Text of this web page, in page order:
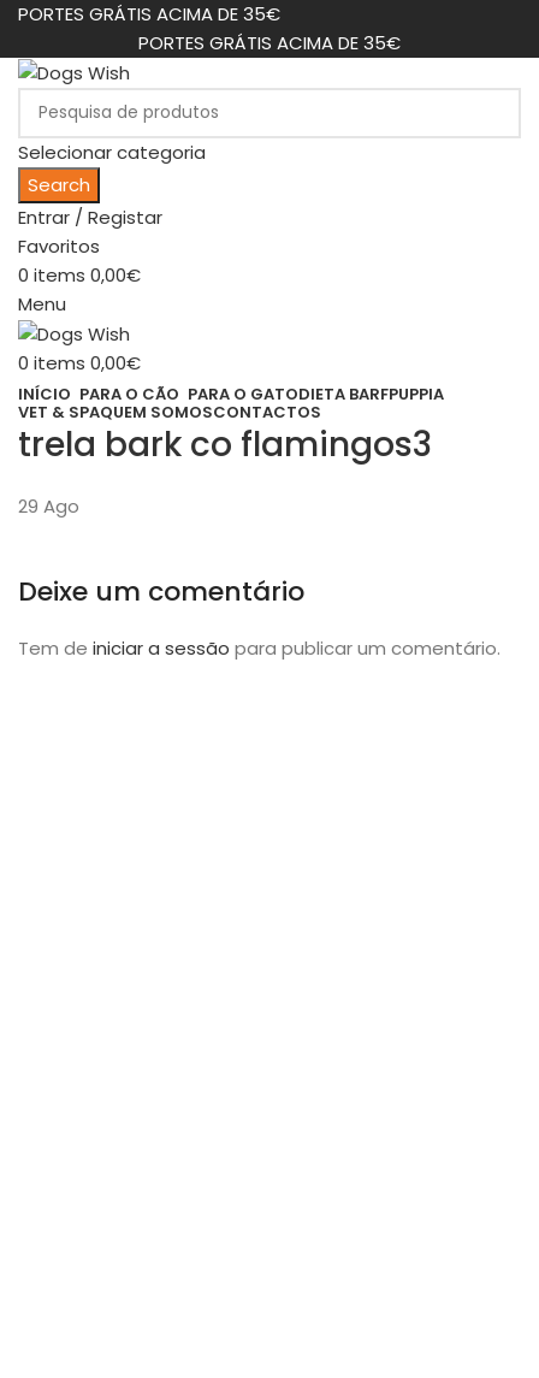
PORTES GRÁTIS ACIMA DE 35€
PORTES GRÁTIS ACIMA DE 35€
Selecionar categoria
Search
Entrar / Registar
Favoritos
0 items 0,00€
Menu
0 items 0,00€
INÍCIO PARA O CÃO PARA O GATODIETA BARFPUPPIA
VET & SPAQUEM SOMOSCONTACTOS
trela bark co flamingos3
29 Ago
Deixe um comentário
Tem de iniciar a sessão para publicar um comentário.